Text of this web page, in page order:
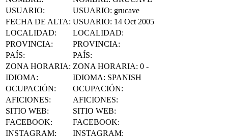
USUARIO: USUARIO: grucave
FECHA DE ALTA: USUARIO: 14 Oct 2005
LOCALIDAD:
LOCALIDAD:
PROVINCIA:
PROVINCIA:
PAÍS:
PAÍS:
ZONA HORARIA: ZONA HORARIA: 0 -
IDIOMA: IDIOMA: SPANISH
OCUPACIÓN:
OCUPACIÓN:
AFICIONES:
AFICIONES:
SITIO WEB:
SITIO WEB:
FACEBOOK:
FACEBOOK:
INSTAGRAM:
INSTAGRAM: